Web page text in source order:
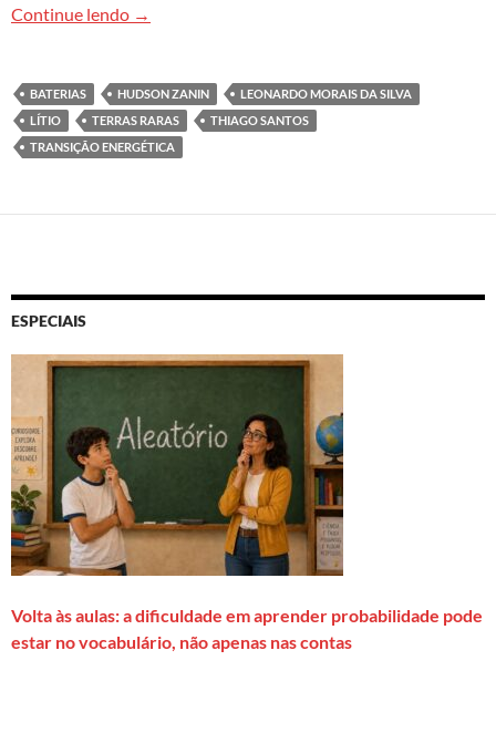
Continue lendo Como não repetir o ciclo do minério de ferro
→
BATERIAS HUDSON ZANIN
LEONARDO MORAIS DA SILVA
LÍTIO
TERRAS RARAS
THIAGO SANTOS
TRANSIÇÃO ENERGÉTICA
ESPECIAIS
Volta às aulas: a dificuldade em aprender probabilidade pode
estar no vocabulário, não apenas nas contas